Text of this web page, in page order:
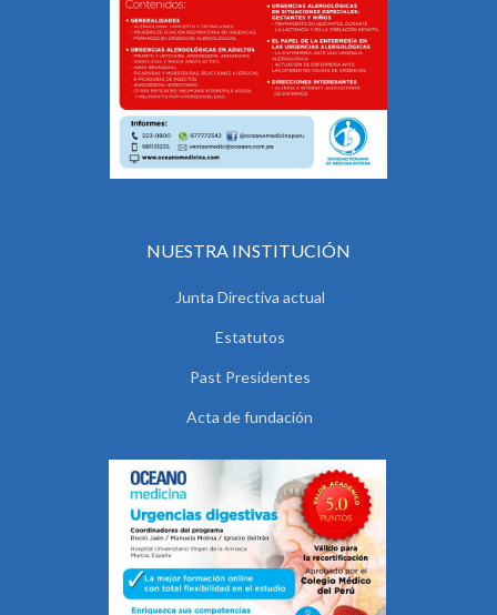
NUESTRA INSTITUCIÓN
Junta Directiva actual
Estatutos
Past Presidentes
Acta de fundación